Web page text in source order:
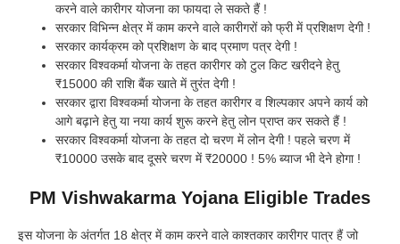
करने वाले कारीगर योजना का फायदा ले सकते हैं !
सरकार विभिन्न क्षेत्र में काम करने वाले कारीगरों को फ्री में प्रशिक्षण देगी !
सरकार कार्यक्रम को प्रशिक्षण के बाद प्रमाण पत्र देगी !
सरकार विश्वकर्मा योजना के तहत कारीगर को टुल किट खरीदने हेतु
₹15000 की राशि बैंक खाते में तुरंत देगी !
सरकार द्वारा विश्वकर्मा योजना के तहत कारीगर व शिल्पकार अपने कार्य को
आगे बढ़ाने हेतु या नया कार्य शुरू करने हेतु लोन प्राप्त कर सकते हैं !
सरकार विश्वकर्मा योजना के तहत दो चरण में लोन देगी ! पहले चरण में
₹10000 उसके बाद दूसरे चरण में ₹20000 ! 5% ब्याज भी देने होगा !
PM Vishwakarma Yojana Eligible Trades
इस योजना के अंतर्गत 18 क्षेत्र में काम करने वाले काश्तकार कारीगर पात्र हैं जो